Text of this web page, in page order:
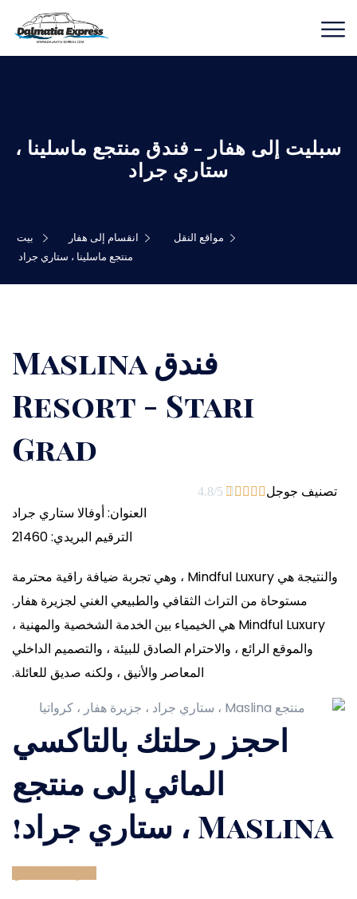
سبليت إلى هفار - فندق منتجع ماسلينا ،
ستاري جراد
بيت انقسام إلى هفار
مواقع النقل
منتجع ماسلينا ، ستاري جراد
فندق Maslina
Resort - Stari
Grad
تصنيف جوجل




4.8/5
العنوان: أوفالا ستاري جراد
الترقيم البريدي: 21460
والنتيجة هي Mindful Luxury ، وهي تجربة ضيافة راقية محترمة
مستوحاة من التراث الثقافي والطبيعي الغني لجزيرة هفار.
Mindful Luxury هي الخيمياء بين الخدمة الشخصية والمهنية ،
والموقع الرائع ، والاحترام الصادق للبيئة ، والتصميم الداخلي
المعاصر والأنيق ، ولكنه صديق للعائلة.
احجز رحلتك بالتاكسي
المائي إلى منتجع
Maslina ، ستاري جراد!